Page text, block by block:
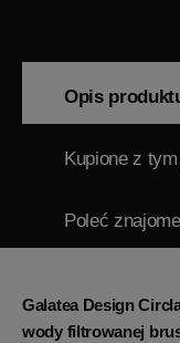
Opis
Kupione z
Poleć
Galatea Design
wody filtrowanej